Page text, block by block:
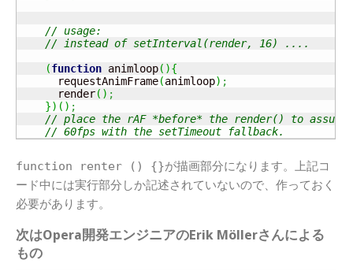
// usage:
// instead of setInterval(render, 16) ....
(function animloop( ){
      requestAnimFrame
(animloop) ;
      render
( ) ;
}) ( ) ;
// place the rAF *before* the render() to
// 60fps with the setTimeout fallback.
function renter () {}が描画部分になります。上記コ
ード中には実行部分しか記述されていないので、作っておく
必要があります。
次はOpera開発エンジニアのErik Möllerさんによる
もの